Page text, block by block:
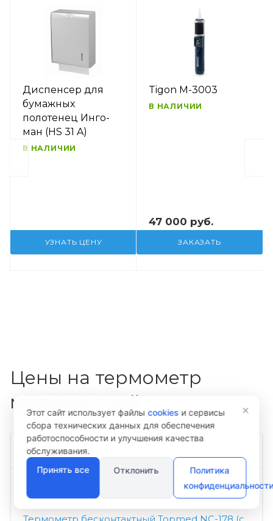
Диспенсер для
бумажных
полотенец Инго-
ман (HS 31 A)
В НАЛИЧИИ
УЗНАТЬ ЦЕНУ
Tigon M-3003
В НАЛИЧИИ
47 000 руб.
ЗАКАЗАТЬ
Цены на термометр
медицинский
Название
Этот сайт использует файлыcookies и сервисы
сбора технических данных для обеспечения
работоспособности и улучшения качества
обслуживания.
Принять все
Отклонить
Политика
конфиденциальности
×